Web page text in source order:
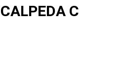
CALPEDA С